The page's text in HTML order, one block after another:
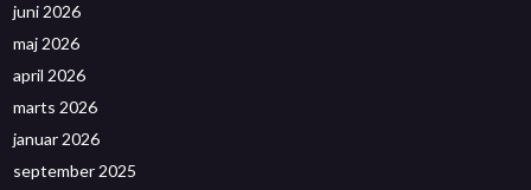
juni 2026
maj 2026
april 2026
marts 2026
januar 2026
september 2025